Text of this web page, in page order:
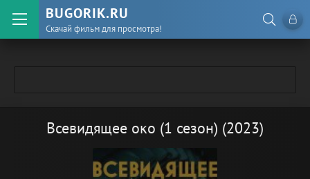
BUGORIK.RU
Скачай фильм для просмотра!
Всевидящее око (1 сезон) (2023)